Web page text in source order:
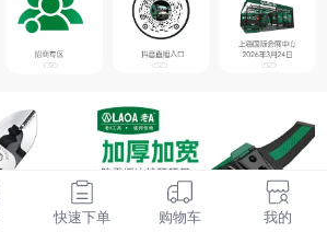
快速下单 购物车 我的